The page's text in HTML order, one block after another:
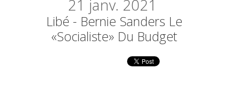
21 janv. 2021
Libé - Bernie Sanders Le
«socialiste» Du Budget